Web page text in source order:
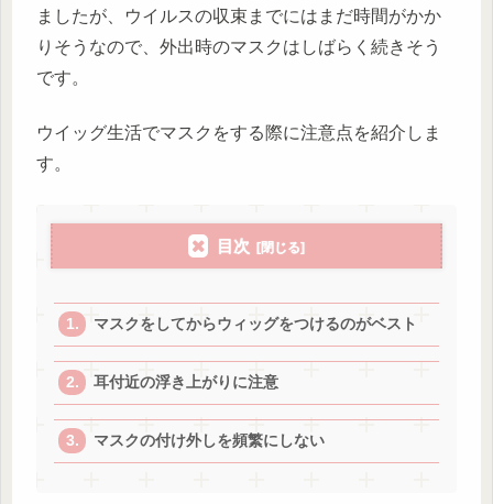
ましたが、ウイルスの収束までにはまだ時間がかか
りそうなので、外出時のマスクはしばらく続きそう
です。
ウイッグ生活でマスクをする際に注意点を紹介しま
す。
目次
マスクをしてからウィッグをつけるのがベスト
耳付近の浮き上がりに注意
マスクの付け外しを頻繁にしない